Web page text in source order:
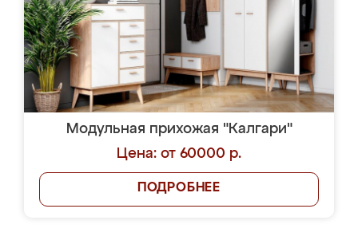
Модульная прихожая "Калгари"
Цена: от 60000 р.
ПОДРОБНЕЕ